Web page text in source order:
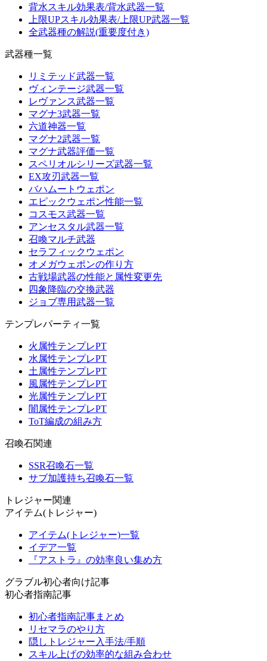
背水スキル効果表/背水武器一覧
上限UPスキル効果表/上限UP武器一覧
全武器種の解説(重要度付き)
武器種一覧
リミテッド武器一覧
ヴィンテージ武器一覧
レヴァンス武器一覧
マグナ3武器一覧
六道神器一覧
マグナ2武器一覧
マグナ武器評価一覧
スペリオルシリーズ武器一覧
EX攻刃武器一覧
バハムートウェポン
エピックウェポン性能一覧
コスモス武器一覧
アンセスタル武器一覧
召喚マルチ武器
セラフィックウェポン
オメガウェポンの作り方
古戦場武器の性能と属性変更先
四象降臨の交換武器
ジョブ専用武器一覧
テンプレパーティ一覧
火属性テンプレPT
水属性テンプレPT
土属性テンプレPT
風属性テンプレPT
光属性テンプレPT
闇属性テンプレPT
ToT編成の組み方
召喚石関連
SSR召喚石一覧
サブ加護持ち召喚石一覧
トレジャー関連
アイテム(トレジャー)
アイテム(トレジャー)一覧
イデア一覧
『アストラ』の効率良い集め方
グラブル初心者向け記事
初心者指南記事
初心者指南記事まとめ
リセマラのやり方
隠しトレジャー入手法/手順
スキル上げの効率的な組み合わせ